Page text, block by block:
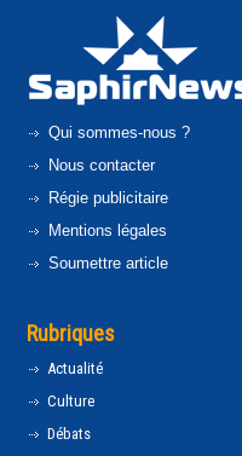
Qui sommes-nous ?
Nous contacter
Régie publicitaire
Mentions légales
Soumettre article
Rubriques
Actualité
Culture
Débats